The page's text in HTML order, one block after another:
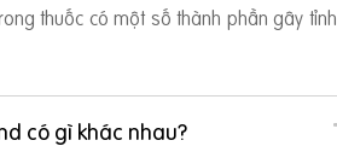
thuốc có một số thành phần gây tỉnh
có gì khác nhau?